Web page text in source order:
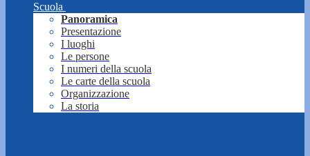
Scuola
Panoramica
Presentazione
I luoghi
Le persone
I numeri della scuola
Le carte della scuola
Organizzazione
La storia